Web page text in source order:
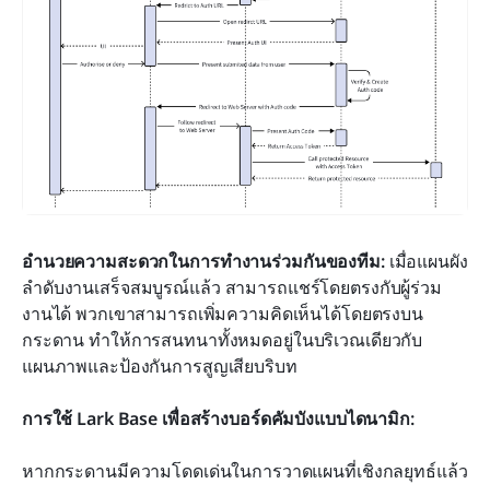
อำนวยความสะดวกในการทำงานร่วมกันของทีม: เมื่อแผนผัง
ลำดับงานเสร็จสมบูรณ์แล้ว สามารถแชร์โดยตรงกับผู้ร่วม
งานได้ พวกเขาสามารถเพิ่มความคิดเห็นได้โดยตรงบน
กระดาน ทำให้การสนทนาทั้งหมดอยู่ในบริเวณเดียวกับ
แผนภาพและป้องกันการสูญเสียบริบท
การใช้ Lark Base เพื่อสร้างบอร์ดคัมบังแบบไดนามิก: